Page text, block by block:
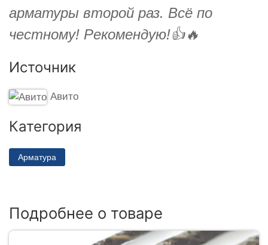
арматуры второй раз. Всё по
честному! Рекомендую!👍🔥
Источник
Авито
Категория
Арматура
Подробнее о товаре